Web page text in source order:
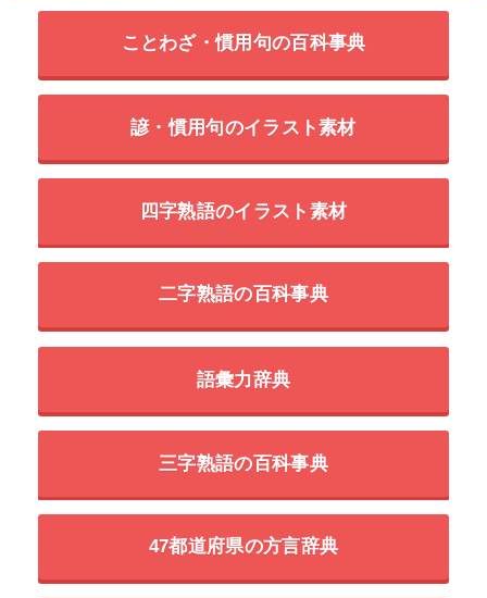
ことわざ・慣用句の百科事典
諺・慣用句のイラスト素材
四字熟語のイラスト素材
二字熟語の百科事典
語彙力辞典
三字熟語の百科事典
47都道府県の方言辞典